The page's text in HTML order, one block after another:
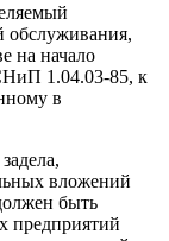
на начало
1.04.03-85, к
в
вложений
быть
предприятий